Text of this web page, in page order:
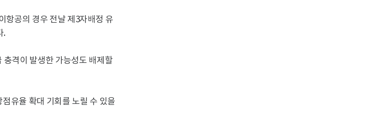
항공의 경우 전날 제3자배정 유
.
격이 발생한 가능성도 배제할
유율 확대 기회를 노릴 수 있을